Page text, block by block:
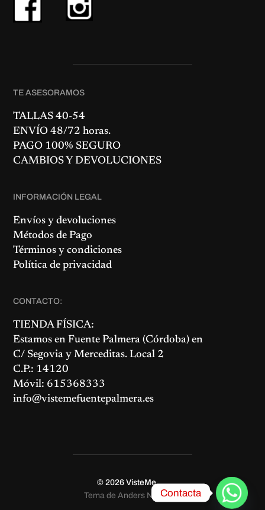
TE ASESORAMOS
TALLAS 40-54
ENVÍO 48/72 horas.
PAGO 100% SEGURO
CAMBIOS Y DEVOLUCIONES
INFORMACIÓN LEGAL
Envíos y devoluciones
Métodos de Pago
Términos y condiciones
Política de privacidad
CONTACTO:
TIENDA FÍSICA:
Estamos enFuente Palmera (Córdoba) en
C/ Segovia y Merceditas. Local 2
C.P.: 14120
Móvil: 615368333
info@vistemefuentepalmera.es
© 2026 VisteMe
Tema de Anders NorénContacta